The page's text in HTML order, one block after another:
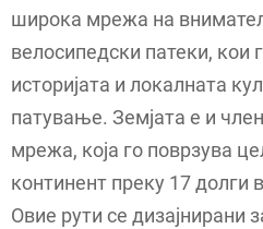
широка мрежа на
велосипедски патеки, кои
историјата и локалната
патување. Земјата е и
мрежа, која го поврзува
континент преку 17 долги
Овие рути се дизајнирани